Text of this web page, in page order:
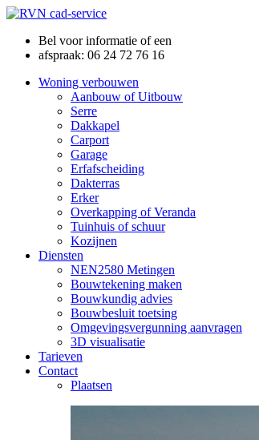
Bel voor informatie of een
afspraak: 06 24 72 76 16
Woning verbouwen
Aanbouw of Uitbouw
Serre
Dakkapel
Carport
Garage
Erfafscheiding
Dakterras
Erker
Overkapping of Veranda
Tuinhuis of schuur
Kozijnen
Diensten
NEN2580 Metingen
Bouwtekening maken
Bouwkundig advies
Bouwbesluit toetsing
Omgevingsvergunning aanvragen
3D visualisatie
Tarieven
Contact
Plaatsen